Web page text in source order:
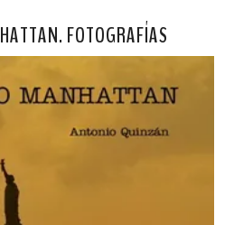
FOTOGRAFÍAS